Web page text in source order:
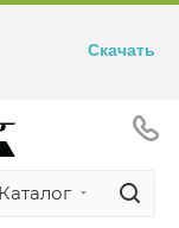
Каталог
Скачать